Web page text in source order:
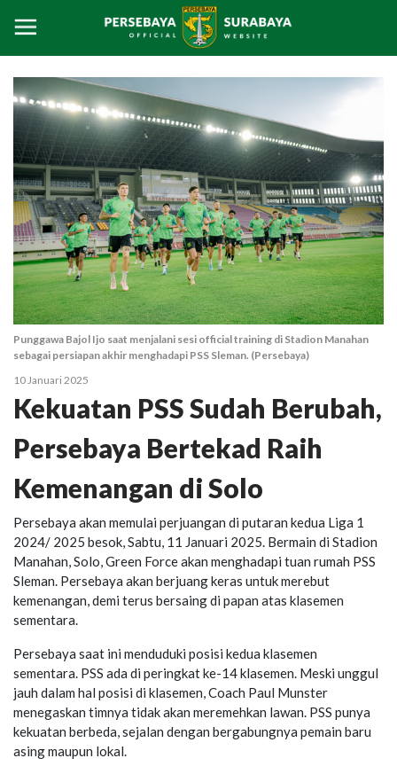
Punggawa Bajol Ijo saat menjalani sesi official training di Stadion Manahan
sebagai persiapan akhir menghadapi PSS Sleman. (Persebaya)
10 Januari 2025
Kekuatan PSS Sudah Berubah,
Persebaya Bertekad Raih
Kemenangan di Solo
Persebaya akan memulai perjuangan di putaran kedua Liga 1
2024/ 2025 besok, Sabtu, 11 Januari 2025. Bermain di Stadion
Manahan, Solo, Green Force akan menghadapi tuan rumah PSS
Sleman. Persebaya akan berjuang keras untuk merebut
kemenangan, demi terus bersaing di papan atas klasemen
sementara.
Persebaya saat ini menduduki posisi kedua klasemen
sementara. PSS ada di peringkat ke-14 klasemen. Meski unggul
jauh dalam hal posisi di klasemen, Coach Paul Munster
menegaskan timnya tidak akan meremehkan lawan. PSS punya
kekuatan berbeda, sejalan dengan bergabungnya pemain baru
asing maupun lokal.